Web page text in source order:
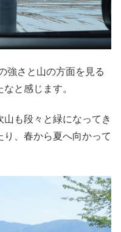
強さと山の方面を見る
と感じます。
も段々と緑になってき
、春から夏へ向かって